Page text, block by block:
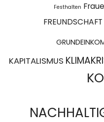
Festhalten
FREUNDSCHAFT
KAPITALISMUS